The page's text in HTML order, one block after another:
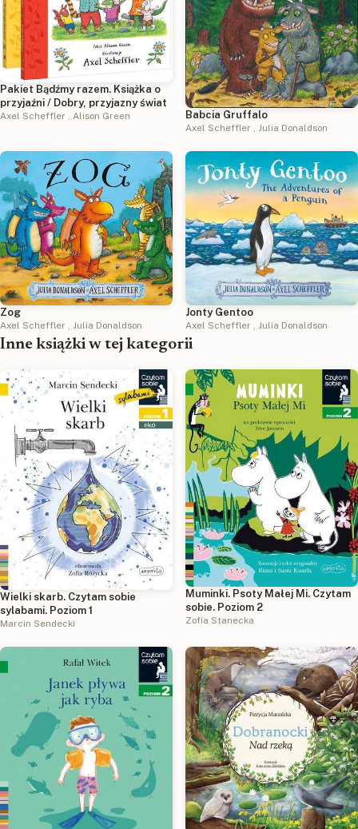
Pakiet Bądźmy razem. Książka o
przyjaźni / Dobry, przyjazny świat
Axel Scheffler , Alison Green Babcia Gruffalo
Axel Scheffler , Julia Donaldson
Zog
Axel Scheffler , Julia Donaldson
Jonty Gentoo
Axel Scheffler , Julia Donaldson
Inne książki w tej kategorii
Wielki skarb. Czytam sobie
sylabami. Poziom 1
Marcin Sendecki
Muminki. Psoty Małej Mi. Czytam
sobie. Poziom 2
Zofia Stanecka